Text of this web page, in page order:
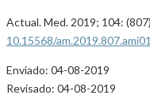
Actual. Med. 2019; 104:
10.15568/am.2019.807.ami01
Enviado: 04-08-2019
Revisado: 04-08-2019